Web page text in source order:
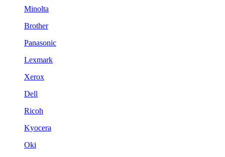
Minolta
Brother
Panasonic
Lexmark
Xerox
Dell
Ricoh
Kyocera
Oki